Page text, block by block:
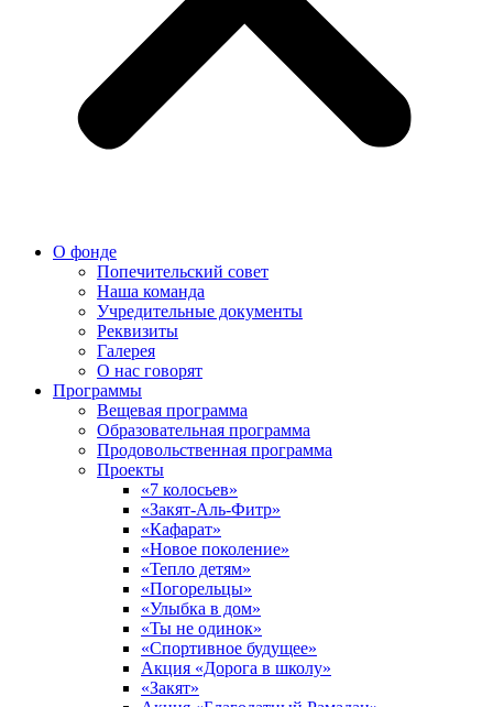
О фонде
Попечительский совет
Наша команда
Учредительные документы
Реквизиты
Галерея
О нас говорят
Программы
Вещевая программа
Образовательная программа
Продовольственная программа
Проекты
«7 колосьев»
«Закят-Аль-Фитр»
«Кафарат»
«Новое поколение»
«Тепло детям»
«Погорельцы»
«Улыбка в дом»
«Ты не одинок»
«Спортивное будущее»
Акция «Дорога в школу»
«Закят»